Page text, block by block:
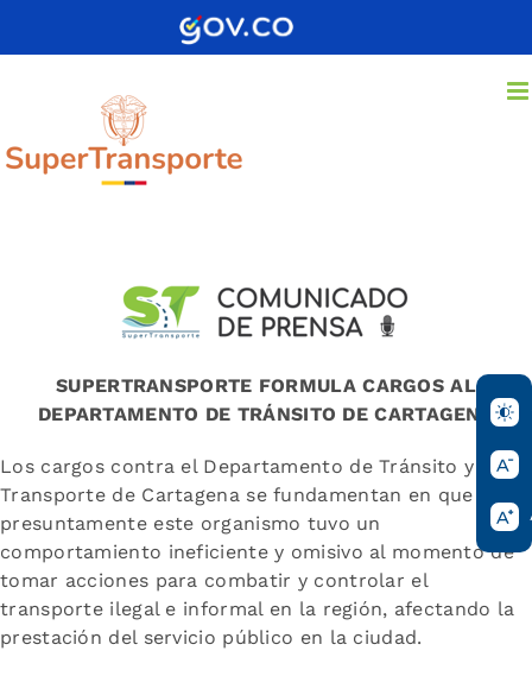
SUPERTRANSPORTE FORMULA CARGOS AL
DEPARTAMENTO DE TRÁNSITO DE CARTAGENA
Los cargos contra el Departamento de Tránsito y
Transporte de Cartagena se fundamentan en que
presuntamente este organismo tuvo un
comportamiento ineficiente y omisivo al momento de
tomar acciones para combatir y controlar el
transporte ilegal e informal en la región, afectando la
prestación del servicio público en la ciudad.